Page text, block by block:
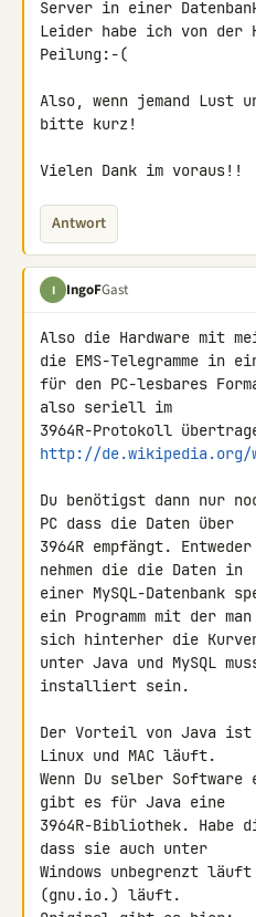
Server in einer
Leider habe ich von der
Peilung:-(
Also, wenn jemand Lust
bitte kurz!
Vielen Dank im voraus!!
Antwort
I IngoFGast
Also die Hardware mit
die EMS-Telegramme in
für den PC-lesbares
also seriell im
http://de.wikipedia.org/
Du benötigst dann nur
PC dass die Daten über
3964R empfängt.
nehmen die die Daten in
einer MySQL-Datenbank
ein Programm mit der man
sich hinterher die
unter Java und MySQL
installiert sein.
Der Vorteil von Java ist
Linux und MAC läuft.
Wenn Du selber
gibt es für Java eine
3964R-Bibliothek. Habe
dass sie auch unter
Windows unbegrenzt läuft
(gnu.io.) läuft.